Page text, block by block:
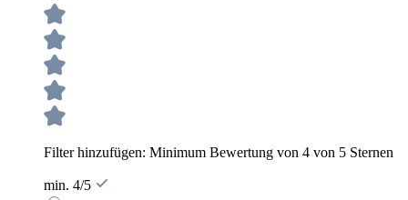
Filter hinzufügen: Minimum Bewertung von 4 von 5 Sternen
min. 4/5